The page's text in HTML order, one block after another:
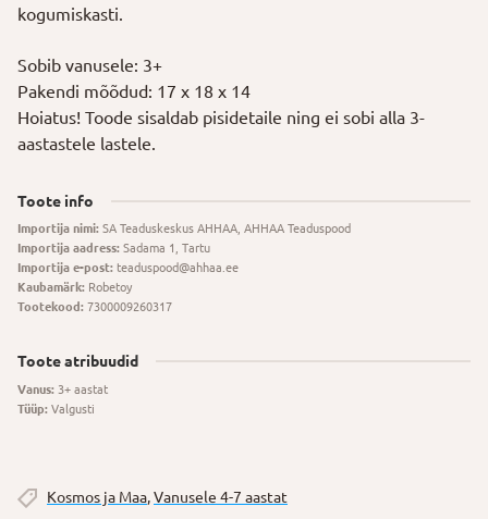
kogumiskasti.
Sobib vanusele: 3+
Pakendi mõõdud: 17 x 18 x 14
Hoiatus! Toode sisaldab pisidetaile ning ei sobi alla 3-
aastastele lastele.
Toote info
Importija nimi: SA Teaduskeskus AHHAA, AHHAA Teaduspood
Importija aadress: Sadama 1, Tartu
Importija e-post: teaduspood@ahhaa.ee
Kaubamärk: Robetoy
Tootekood: 7300009260317
Toote atribuudid
Vanus: 3+ aastat
Tüüp: Valgusti
Kosmos ja Maa,Vanusele 4-7 aastat